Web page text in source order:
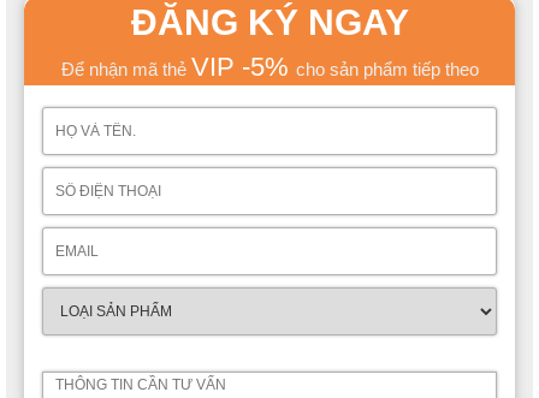
Với mục đích sử dụng lâu dài, khung giường được gia công
hoàn toàn từ gỗ tự nhiên đã được xử lý kháng cong vênh, sâu
mọt. Cùng với đó bề mặt được áp dụng công nghệ sơn Lacker
chống trầy xước rất hiệu quả.
ĐĂNG KÝ NGAY
Để nhận mã thẻ VIP -5% cho sản phẩm tiếp theo